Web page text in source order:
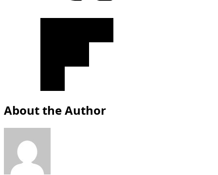
About the Author